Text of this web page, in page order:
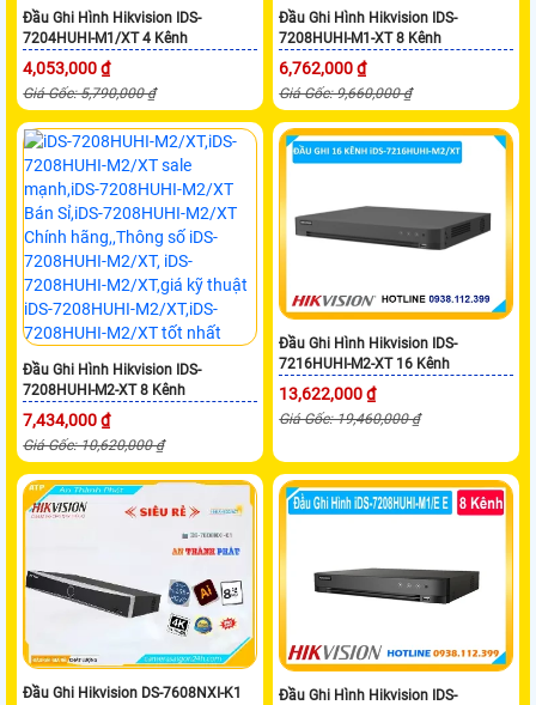
Đầu Ghi Hình Hikvision IDS-
7204HUHI-M1/XT 4 Kênh
4,053,000 ₫
Giá Gốc: 5,790,000 ₫
Đầu Ghi Hình Hikvision IDS-
7208HUHI-M1-XT 8 Kênh
6,762,000 ₫
Giá Gốc: 9,660,000 ₫
Đầu Ghi Hình Hikvision IDS-
7208HUHI-M2-XT 8 Kênh
7,434,000 ₫
Giá Gốc: 10,620,000 ₫
Đầu Ghi Hình Hikvision IDS-
7216HUHI-M2-XT 16 Kênh
13,622,000 ₫
Giá Gốc: 19,460,000 ₫
Đầu Ghi Hikvision DS-7608NXI-K1
Đầu Ghi Hình Hikvision IDS-